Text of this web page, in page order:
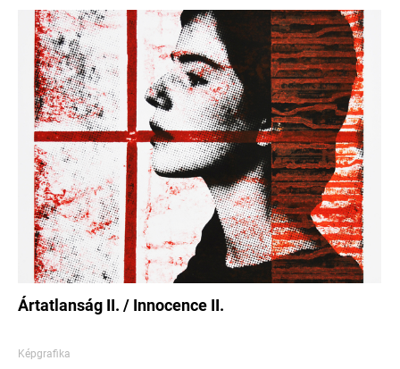
Ártatlanság II. / Innocence II.
Képgrafika